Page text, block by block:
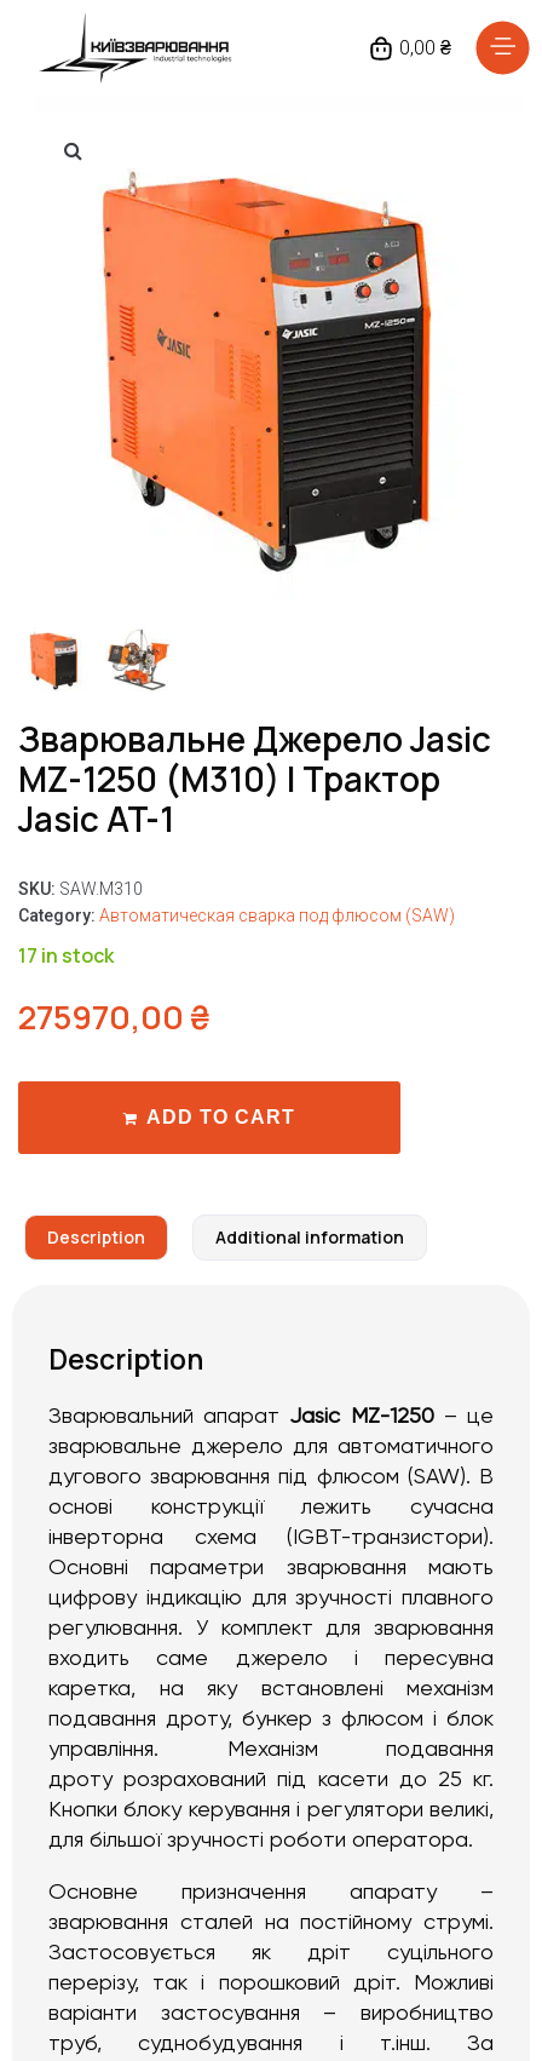
0,00 ₴
Зварювальне Джерело Jasic
MZ-1250 (M310) І Трактор
Jasic AT-1
SKU: SAW.M310
Category: Автоматическая сварка под флюсом (SAW)
17 in stock
275970,00 ₴
ADD TO CART
Description Additional information
Description
Зварювальний апарат Jasic MZ-1250– це
зварювальне джерело для автоматичного
дугового зварювання під флюсом (SAW). В
основі конструкції лежить сучасна
інверторна схема (IGBT-транзистори).
Основні параметри зварювання мають
цифрову індикацію для зручності плавного
регулювання. У комплект для зварювання
входить саме джерело і пересувна
каретка, на яку встановлені механізм
подавання дроту, бункер з флюсом і блок
управління. Механізм подавання
дроту розрахований під касети до 25 кг.
Кнопки блоку керування і регулятори великі,
для більшої зручності роботи оператора.
Основне призначення апарату –
зварювання сталей на постійному струмі.
Застосовується як дріт суцільного
перерізу, так і порошковий дріт. Можливі
варіанти застосування – виробництво
труб, суднобудування і т.інш. За
Головна
Каталог товарів
Відгуки
Про нас
Доставка та оплата
Повернення та обмін